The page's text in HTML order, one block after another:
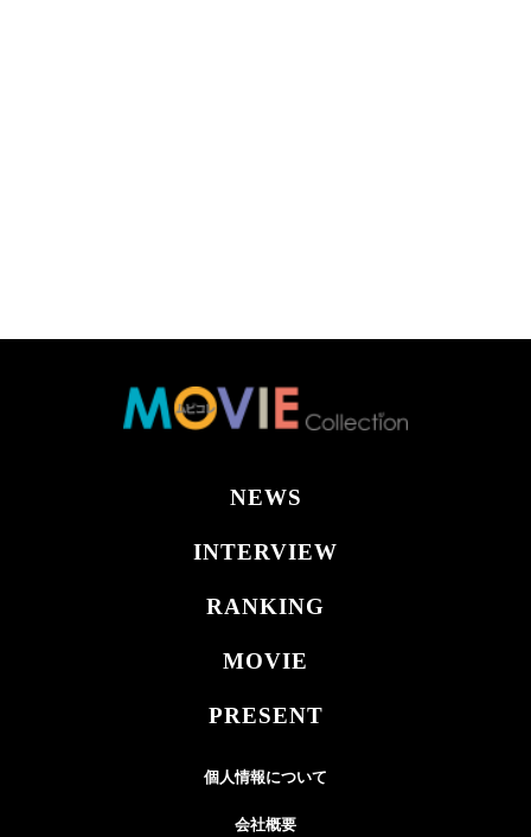
NEWS
INTERVIEW
RANKING
MOVIE
PRESENT
個人情報について
会社概要